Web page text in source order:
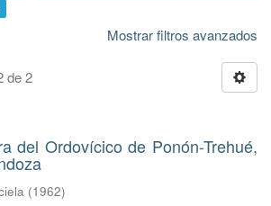
Mostrar filtros avanzados
de 2
del Ordovícico de Ponón-Trehué,
(1962)